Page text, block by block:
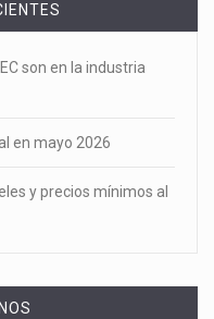
son en la industria
en mayo 2026
y precios mínimos al